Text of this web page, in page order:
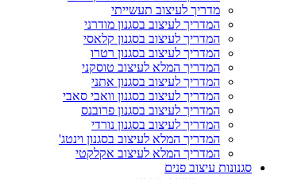
מדריך לעיצוב תעשייתי
המדריך לעיצוב בסגנון מודרני
המדריך לעיצוב בסגנון קלאסי
המדריך לעיצוב בסגנון רטרו
המדריך המלא לעיצוב טוסקני
המדריך לעיצוב בסגנון אתני
המדריך לעיצוב בסגנון וואבי סאבי
המדריך לעיצוב בסגנון פרובנס
המדריך לעיצוב בסגנון נורדי
המדריך המלא לעיצוב בסגנון וינטג'
המדריך המלא לעיצוב אקלקטי
סגנונות עיצוב פנים